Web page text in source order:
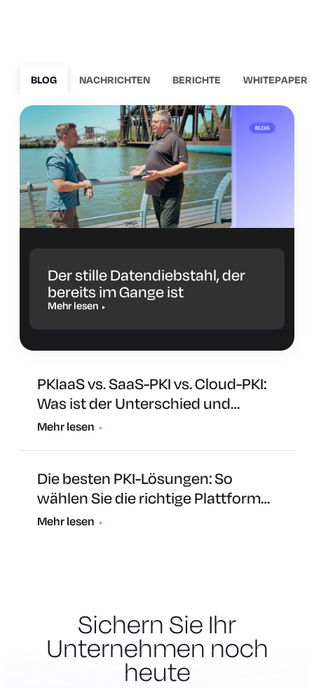
BLOG NACHRICHTEN BERICHTE WHITEPAPERS
Der stille Datendiebstahl, der
bereits im Gange ist
Mehr lesen
PKIaaS vs. SaaS-PKI vs. Cloud-PKI:
Was ist der Unterschied und
welche Lösung ist die richtige für
Mehr lesen
Die besten PKI-Lösungen: So
wählen Sie die richtige Plattform
für Ihr Unternehmen aus
Mehr lesen
Sichern Sie Ihr
Unternehmen noch
heute